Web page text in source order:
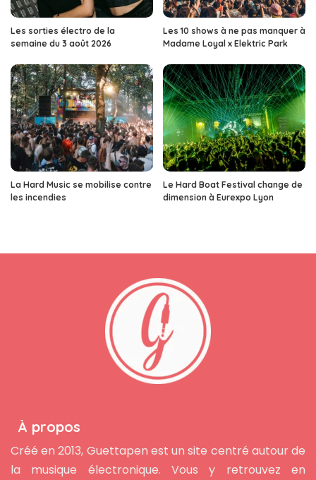
Les sorties électro de la
semaine du 3 août 2026
Les 10 shows à ne pas manquer à
Madame Loyal x Elektric Park
La Hard Music se mobilise contre
les incendies
Le Hard Boat Festival change de
dimension à Eurexpo Lyon
À propos
Créé en 2013, Guettapen est un site centré autour de
la musique électronique. Vous y retrouvez en